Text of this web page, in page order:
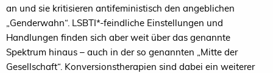
an und sie kritisieren antifeministisch den angeblichen
„Genderwahn“. LSBTI*-feindliche Einstellungen und
Handlungen finden sich aber weit über das genannte
Spektrum hinaus – auch in der so genannten „Mitte der
Gesellschaft“. Konversionstherapien sind dabei ein weiterer